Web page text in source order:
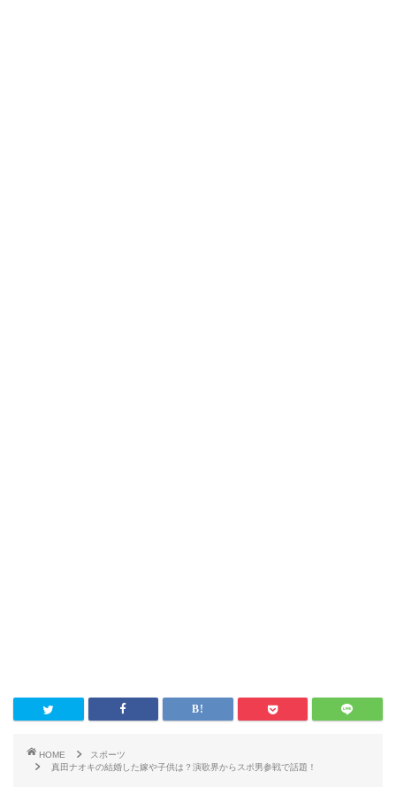
HOME
スポーツ
真田ナオキの結婚した嫁や子供は？演歌界からスポ男参戦で話題！